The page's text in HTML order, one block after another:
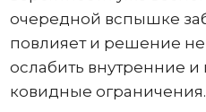
очередной вспышке
повлияет и решение
ослабить внутренние
ковидные ограничения.